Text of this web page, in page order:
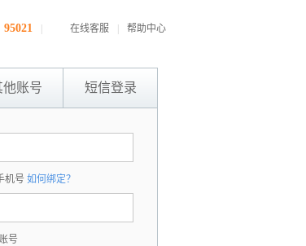
95021 在线客服 帮助中心
他账号 短信登录
机号 如何绑定？
号